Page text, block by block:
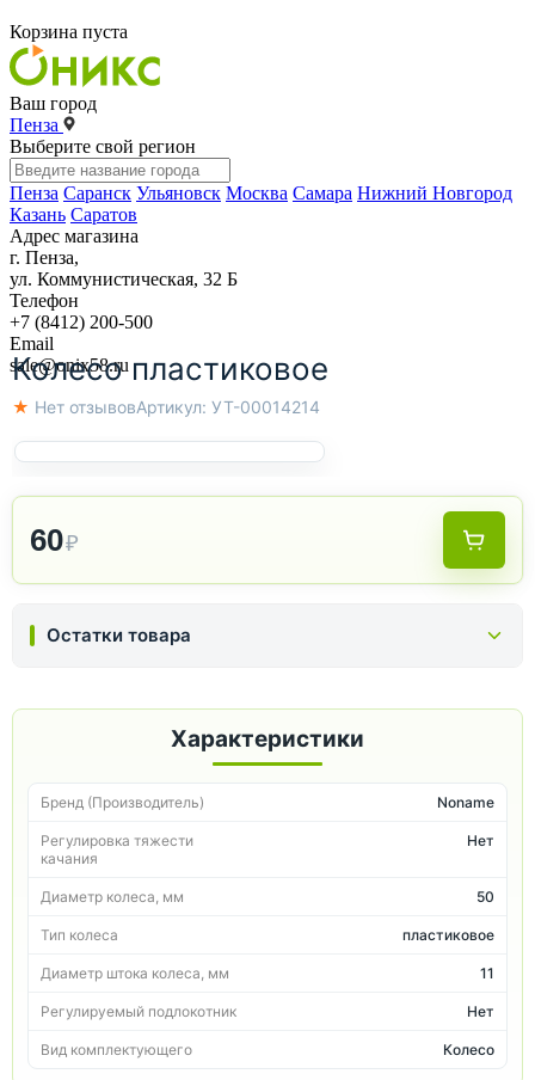
Корзина пуста
Ваш город
Пенза
Выберите свой регион
Пенза Саранск Ульяновск Москва Самара Нижний Новгород
Казань Саратов
Адрес магазина
г. Пенза,
ул. Коммунистическая, 32 Б
Телефон
+7 (8412) 200-500
Email
sale@onix58.ru
Колесо пластиковое
★ Нет отзывовАртикул: УТ-00014214
60₽
Остатки товара
Характеристики
Бренд (Производитель) Noname
Регулировка тяжести
качания
Нет
Диаметр колеса, мм 50
Тип колеса пластиковое
Диаметр штока колеса, мм 11
Регулируемый подлокотник Нет
Вид комплектующего Колесо